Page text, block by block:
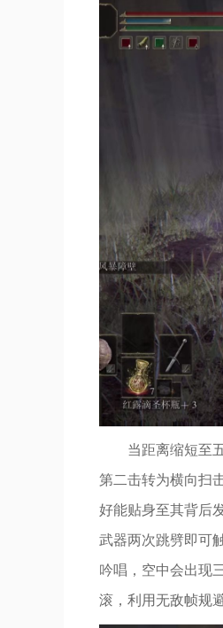
当距离缩短至
第二击转为横向扫
好能贴身至其背后
武器两次跳劈即可
吟唱，空中会出现
滚，利用无敌帧规